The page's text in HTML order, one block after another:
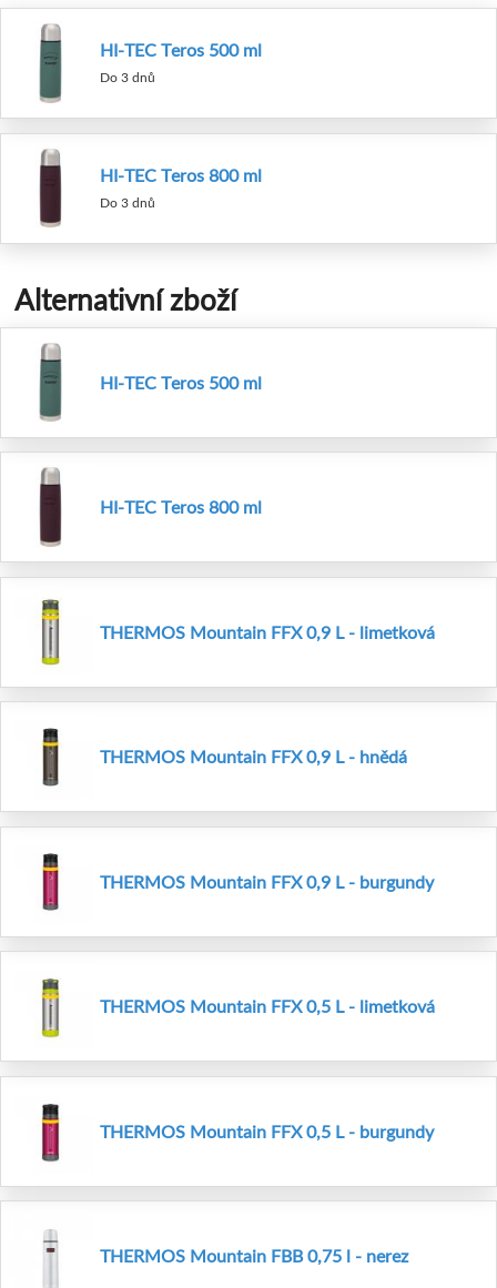
HI-TEC Teros 500 ml
Do 3 dnů
HI-TEC Teros 800 ml
Do 3 dnů
Alternativní zboží
HI-TEC Teros 500 ml
HI-TEC Teros 800 ml
THERMOS Mountain FFX 0,9 L - limetková
THERMOS Mountain FFX 0,9 L - hnědá
THERMOS Mountain FFX 0,9 L - burgundy
THERMOS Mountain FFX 0,5 L - limetková
THERMOS Mountain FFX 0,5 L - burgundy
THERMOS Mountain FBB 0,75 l - nerez